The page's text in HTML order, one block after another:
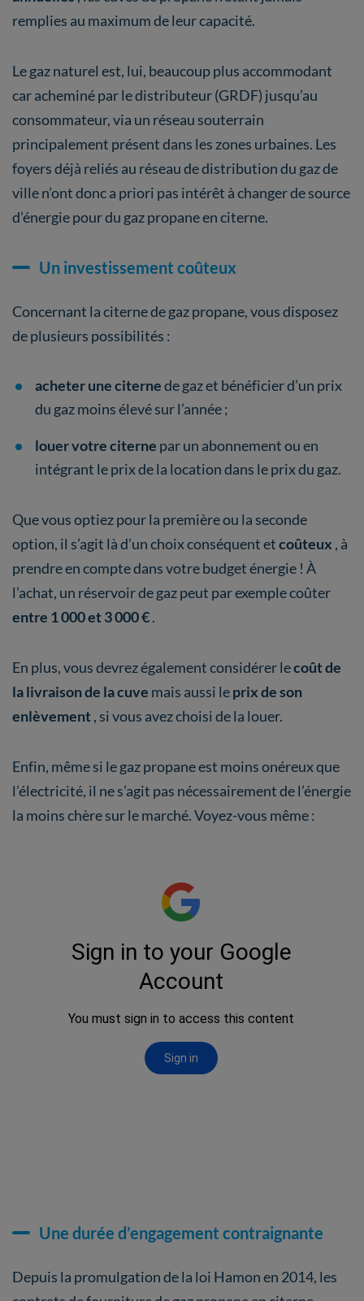
remplies au maximum de leur capacité.
Le gaz naturel est, lui, beaucoup plus accommodant
car acheminé par le distributeur (GRDF) jusqu’au
consommateur, via un réseau souterrain
principalement présent dans les zones urbaines. Les
foyers déjà reliés au réseau de distribution du gaz de
ville n’ont donc a priori pas intérêt à changer de source
d’énergie pour du gaz propane en citerne.
Un investissement coûteux
Concernant la citerne de gaz propane, vous disposez
de plusieurs possibilités :
acheter une citernede gaz et bénéficier d’un prix
du gaz moins élevé sur l’année ;
louer votre citerne par un abonnement ou en
intégrant le prix de la location dans le prix du gaz.
Que vous optiez pour la première ou la seconde
option, il s’agit là d’un choix conséquent etcoûteux , à
prendre en compte dans votre budget énergie ! À
l’achat, un réservoir de gaz peut par exemple coûter
entre 1 000 et 3 000 €.
En plus, vous devrez également considérer lecoût de
la livraison de la cuve mais aussi leprix de son
enlèvement, si vous avez choisi de la louer.
Enfin, même si le gaz propane est moins onéreux que
l’électricité, il ne s’agit pas nécessairement de l’énergie
la moins chère sur le marché. Voyez-vous même :
Une durée d’engagement contraignante
Depuis la promulgation de la loi Hamon en 2014, les